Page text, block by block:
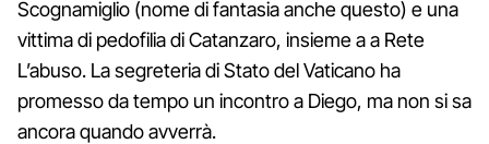
Scognamiglio (nome di fantasia anche questo) e una
vittima di pedofilia di Catanzaro, insieme a a Rete
L’abuso. La segreteria di Stato del Vaticano ha
promesso da tempo un incontro a Diego, ma non si sa
ancora quando avverrà.